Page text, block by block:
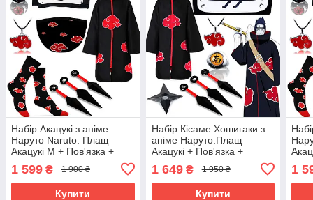
Набір Акацукі з аніме
Наруто Naruto: Плащ
Акацукі М + Пов'язка +
Кільце + Кулон + Кунаї |
Косплей Akatsuki
1 599 ₴ 1 900 ₴
Купити
Набір Кісаме Хошигаки з
аніме Наруто:Плащ
Акацукі + Пов'язка +
Кільце + Кулон + Кунаї +
Сюрікен
1 649₴ 1 950 ₴
Купити
1